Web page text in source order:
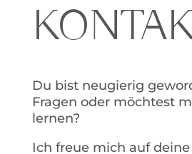
Du bist neugierig
Fragen oder möchtest
lernen?
Ich freue mich auf